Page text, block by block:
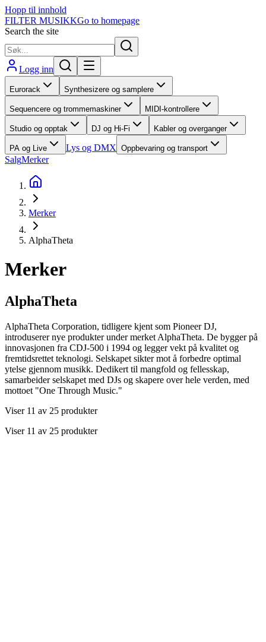
Hopp til innhold
FILTER MUSIKKGo to homepage
Search the site
Logg inn
Eurorack Synthesizere og samplere
Sequencere og trommemaskiner MIDI-kontrollere
Studio og opptak DJ og Hi-Fi Kabler og overganger
PA og Live Lys og DMX Oppbevaring og transport
SalgMerker
Merker
AlphaTheta
Merker
AlphaTheta
AlphaTheta Corporation, tidligere kjent som Pioneer DJ,
introduserer nye produkter under merket AlphaTheta. De bygger på
innovasjonen fra CDJ-500 i 1994 og legger vekt på kvalitet og
fremtidsrettet teknologi. Selskapet sikter mot å forbedre optimal
ytelse gjennom musikk. Dedikert til mangfold og fellesskap,
samarbeider selskapet med DJs og skapere over hele verden, med
mottoet "One Through Music."
Viser 11 av 25 produkter
Viser 11 av 25 produkter